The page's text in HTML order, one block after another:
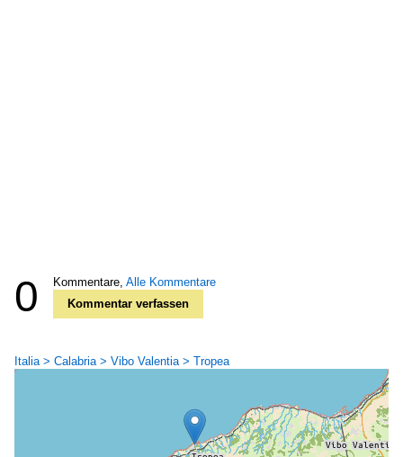
0 Kommentare, Alle Kommentare
Kommentar verfassen
Italia > Calabria > Vibo Valentia > Tropea